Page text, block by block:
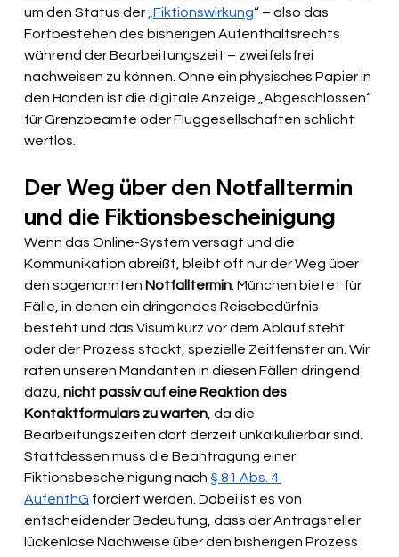
um den Status der „Fiktionswirkung“ – also das
Fortbestehen des bisherigen Aufenthaltsrechts
während der Bearbeitungszeit – zweifelsfrei
nachweisen zu können. Ohne ein physisches Papier in
den Händen ist die digitale Anzeige „Abgeschlossen“
für Grenzbeamte oder Fluggesellschaften schlicht
wertlos.
Der Weg über den Notfalltermin
und die Fiktionsbescheinigung
Wenn das Online-System versagt und die
Kommunikation abreißt, bleibt oft nur der Weg über
den sogenannten Notfalltermin . München bietet für
Fälle, in denen ein dringendes Reisebedürfnis
besteht und das Visum kurz vor dem Ablauf steht
oder der Prozess stockt, spezielle Zeitfenster an. Wir
raten unseren Mandanten in diesen Fällen dringend
dazu, nicht passiv auf eine Reaktion des
Kontaktformulars zu warten , da die
Bearbeitungszeiten dort derzeit unkalkulierbar sind.
Stattdessen muss die Beantragung einer
Fiktionsbescheinigung nach § 81 Abs. 4
AufenthG forciert werden. Dabei ist es von
entscheidender Bedeutung, dass der Antragsteller
lückenlose Nachweise über den bisherigen Prozess